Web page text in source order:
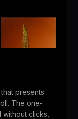
presents
The one-
clicks,